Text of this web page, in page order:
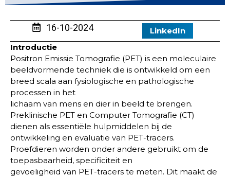
16-10-2024
LinkedIn
Introductie
Positron Emissie Tomografie (PET) is een moleculaire
beeldvormende techniek die is ontwikkeld om een
breed scala aan fysiologische en pathologische
processen in het
lichaam van mens en dier in beeld te brengen.
Preklinische PET en Computer Tomografie (CT)
dienen als essentiële hulpmiddelen bij de
ontwikkeling en evaluatie van PET-tracers.
Proefdieren worden onder andere gebruikt om de
toepasbaarheid, specificiteit en
gevoeligheid van PET-tracers te meten. Dit maakt de